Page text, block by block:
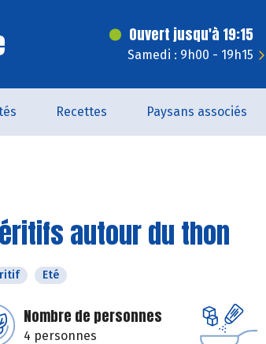
Ouvert jusqu'à 19:15
Samedi : 9h00 - 19h15
Recettes Paysans associés
autour du thon
Eté
Nombre de personnes
4 personnes